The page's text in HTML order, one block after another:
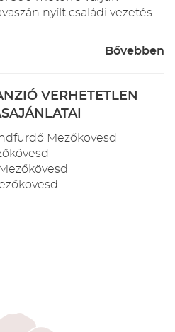
nyílt családi vezetés
Bővebben
VERHETETLEN
Mezőkövesd